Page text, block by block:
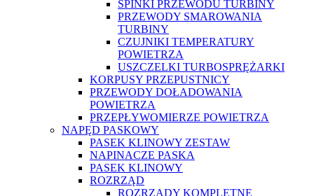
SPINKI PRZEWODU TURBINY
PRZEWODY SMAROWANIA
TURBINY
CZUJNIKI TEMPERATURY
POWIETRZA
USZCZELKI TURBOSPRĘŻARKI
KORPUSY PRZEPUSTNICY
PRZEWODY DOŁADOWANIA
POWIETRZA
PRZEPŁYWOMIERZE POWIETRZA
NAPĘD PASKOWY
PASEK KLINOWY ZESTAW
NAPINACZE PASKA
PASEK KLINOWY
ROZRZĄD
ROZRZĄDY KOMPLETNE